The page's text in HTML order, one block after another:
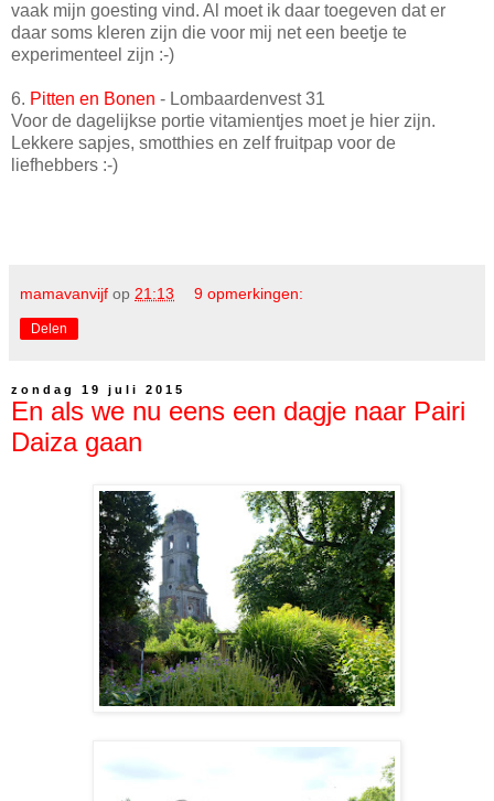
vaak mijn goesting vind. Al moet ik daar toegeven dat er
daar soms kleren zijn die voor mij net een beetje te
experimenteel zijn :-)
6. Pitten en Bonen - Lombaardenvest 31
Voor de dagelijkse portie vitamientjes moet je hier zijn.
Lekkere sapjes, smotthies en zelf fruitpap voor de
liefhebbers :-)
mamavanvijf op 21:13 9 opmerkingen:
Delen
zondag 19 juli 2015
En als we nu eens een dagje naar Pairi
Daiza gaan